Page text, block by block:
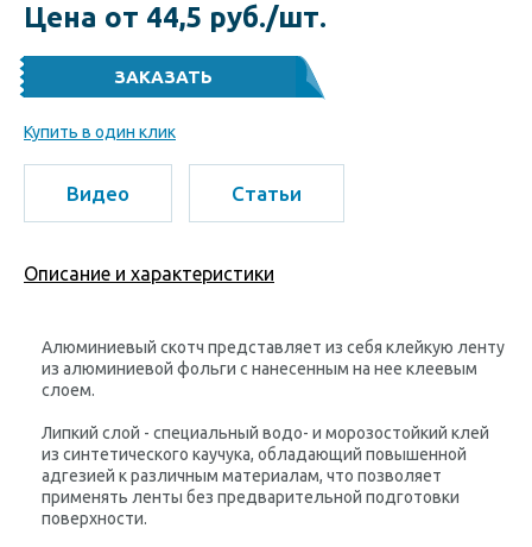
Цена от 44,5 руб./шт.
Купить в один клик
Видео Статьи
Описание и характеристики
Алюминиевый скотч представляет из себя клейкую ленту
из алюминиевой фольги с нанесенным на нее клеевым
слоем.
Липкий слой - специальный водо- и морозостойкий клей
из синтетического каучука, обладающий повышенной
адгезией к различным материалам, что позволяет
применять ленты без предварительной подготовки
поверхности.